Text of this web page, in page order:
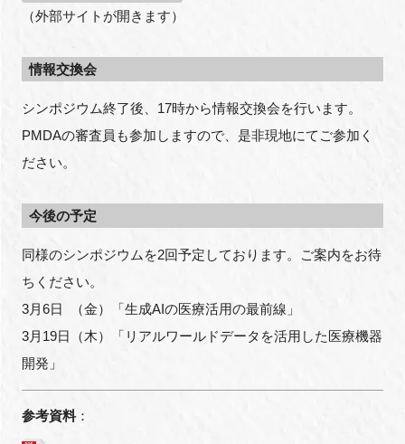
（外部サイトが開きます）
情報交換会
シンポジウム終了後、17時から情報交換会を行います。
PMDAの審査員も参加しますので、是非現地にてご参加く
ださい。
今後の予定
同様のシンポジウムを2回予定しております。ご案内をお待
ちください。
3月6日 （金）「生成AIの医療活用の最前線」
3月19日（木）「リアルワールドデータを活用した医療機器
開発」
参考資料：